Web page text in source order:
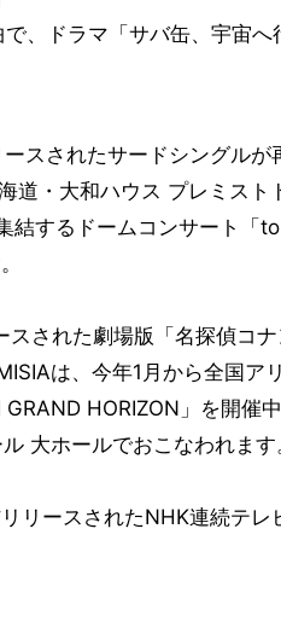
、ドラマ「サバ缶、宇宙へ
スされたサードシングルが
道・大和ハウス プレミスト
結するドームコンサート「
された劇場版「名探偵コ
は、今年1月から全国ア
HORIZON」を開催
大ホールでおこなわれます
ースされたNHK連続テレ